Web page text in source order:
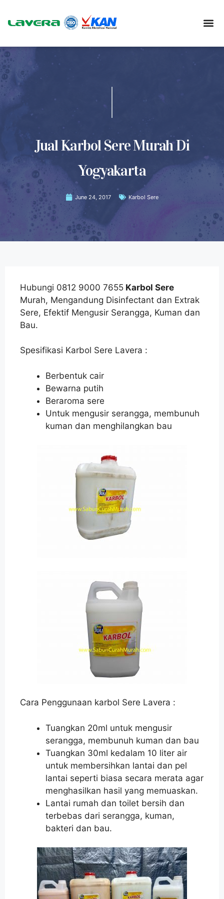
Jual Karbol Sere Murah Di
Yogyakarta
June 24, 2017 Karbol Sere
Hubungi 0812 9000 7655 Karbol Sere
Murah, Mengandung Disinfectant dan Extrak
Sere, Efektif Mengusir Serangga, Kuman dan
Bau.
Spesifikasi Karbol Sere Lavera :
Berbentuk cair
Bewarna putih
Beraroma sere
Untuk mengusir serangga, membunuh
kuman dan menghilangkan bau
Cara Penggunaan karbol Sere Lavera :
Tuangkan 20ml untuk mengusir
serangga, membunuh kuman dan bau
Tuangkan 30ml kedalam 10 liter air
untuk membersihkan lantai dan pel
lantai seperti biasa secara merata agar
menghasilkan hasil yang memuaskan.
Lantai rumah dan toilet bersih dan
terbebas dari serangga, kuman,
bakteri dan bau.